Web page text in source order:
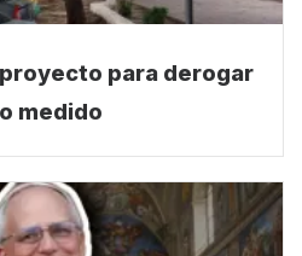
para derogar
medido